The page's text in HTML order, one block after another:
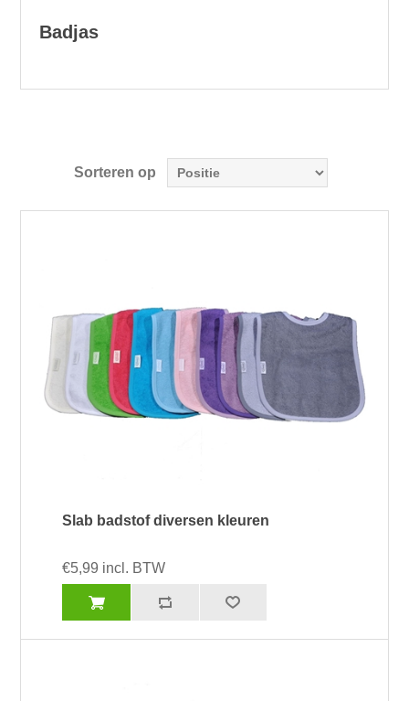
Badjas
Sorteren op
Slab badstof diversen kleuren
€5,99 incl. BTW